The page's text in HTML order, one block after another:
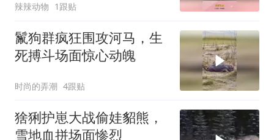
辣辣动物 1跟贴
鬣狗群疯狂围攻河马，生
死搏斗场面惊心动魄
时尚的弄潮 4跟贴
猞猁护崽大战偷娃貂熊，
雪地血拼场面惨烈